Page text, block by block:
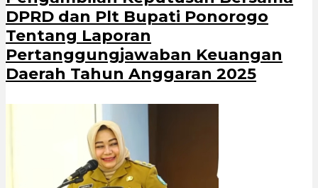
DPRD dan Plt Bupati Ponorogo
Tentang Laporan
Pertanggungjawaban Keuangan
Daerah Tahun Anggaran 2025